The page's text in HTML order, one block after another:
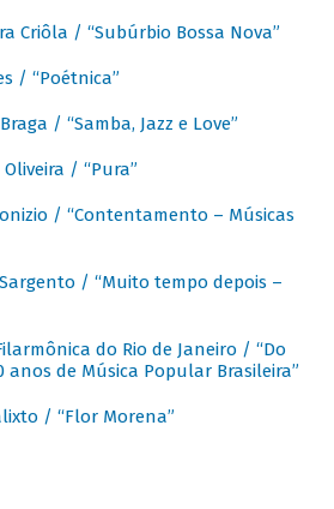
Criôla / “Subúrbio Bossa Nova”
/ “Poétnica”
/ “Samba, Jazz e Love”
/ “Pura”
/ “Contentamento – Músicas
/ “Muito tempo depois –
do Rio de Janeiro / “Do
anos de Música Popular Brasileira”
/ “Flor Morena”